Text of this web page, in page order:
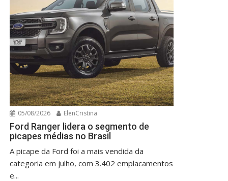
05/08/2026 ElenCristina
Ford Ranger lidera o segmento de
picapes médias no Brasil
A picape da Ford foi a mais vendida da
categoria em julho, com 3.402 emplacamentos
e...